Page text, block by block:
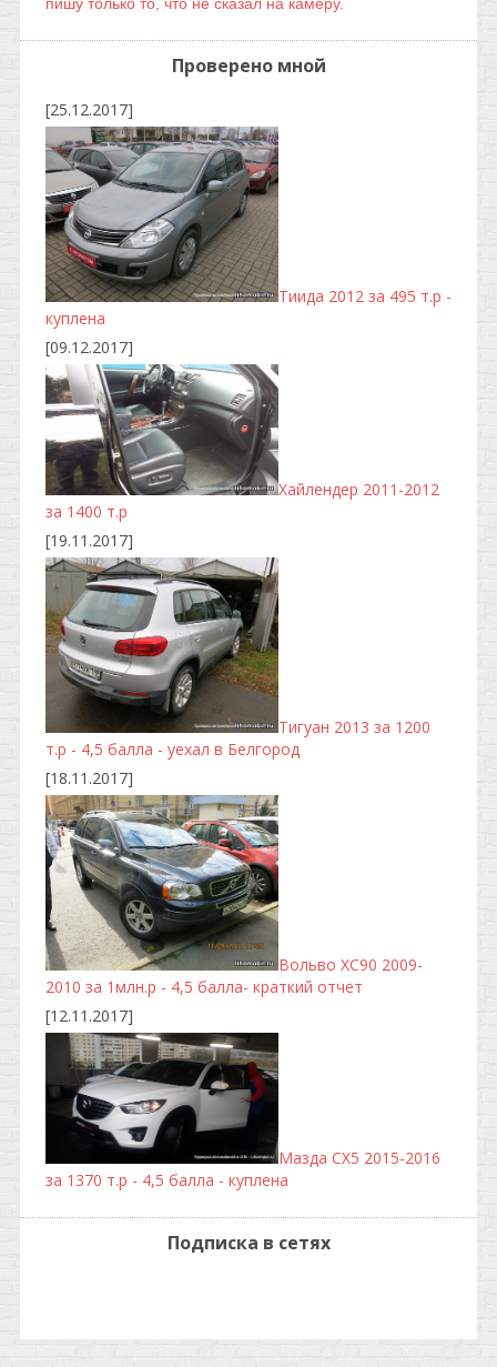
Проверено мной
[25.12.2017]
Тиида 2012 за 495 т.р -
куплена
[09.12.2017]
Хайлендер 2011-2012
за 1400 т.р
[19.11.2017]
Тигуан 2013 за 1200
т.р - 4,5 балла - уехал в Белгород
[18.11.2017]
Вольво ХС90 2009-
2010 за 1млн.р - 4,5 балла- краткий отчет
[12.11.2017]
Мазда CX5 2015-2016
за 1370 т.р - 4,5 балла - куплена
Подписка в сетях